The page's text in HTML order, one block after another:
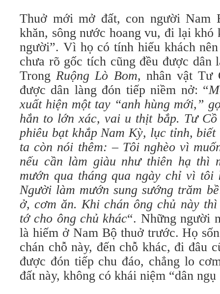
Thuở mới mở đất, con người Nam
khăn, sông nước hoang vu, đi lại khó
người”. Vì họ có tính hiếu khách
chưa rõ gốc tích cũng đều được dân
TrongRuộng Lò Bom, nhân vật Tư
được dân làng đón tiếp niềm nở: “
xuất hiện một tay “anh hùng mới,”
hắn to lớn xác, vai u thịt bắp. Tư Cồ
phiêu bạt khắp Nam Kỳ, lục tỉnh,
ta còn nói thêm: – Tôi nghèo vì
nếu cần làm giàu như thiên hạ thì
mướn qua tháng qua ngày chỉ vì tôi
Người làm mướn sung sướng trăm
ở, cơm ăn. Khi chán ông chủ này
tớ cho ông chủ khác“. Những người
là hiếm ở Nam Bộ thuở trước. Họ
chán chỗ này, đến chỗ khác, đi đâu
được đón tiếp chu đáo, chẳng lo
đất này, không có khái niệm “dân